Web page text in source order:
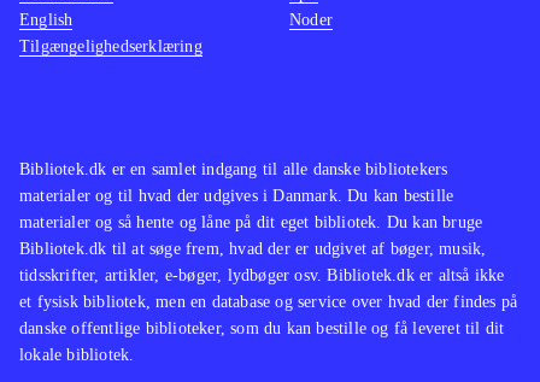
Bibliotek.dk er en samlet indgang til alle danske bibliotekers
materialer og til hvad der udgives i Danmark. Du kan bestille
materialer og så hente og låne på dit eget bibliotek. Du kan bruge
Bibliotek.dk til at søge frem, hvad der er udgivet af bøger, musik,
tidsskrifter, artikler, e-bøger, lydbøger osv. Bibliotek.dk er altså ikke
et fysisk bibliotek, men en database og service over hvad der findes på
danske offentlige biblioteker, som du kan bestille og få leveret til dit
lokale bibliotek.
English
Tilgængelighedserklæring
Noder